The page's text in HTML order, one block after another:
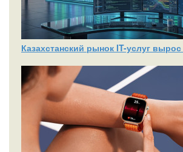
Казахстанский рынок IT-услуг